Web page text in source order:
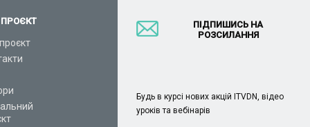
ПІДПИШИСЬ НА
РОЗСИЛАННЯ
Будь в курсі нових акцій ITVDN, відео
уроків та вебінарів